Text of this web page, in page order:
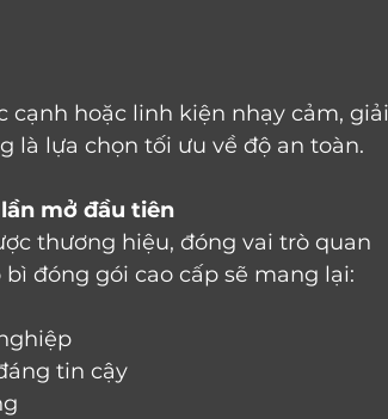
cạnh hoặc linh kiện nhạy cảm,
là lựa chọn tối ưu về độ an toàn.
mở đầu tiên
thương hiệu, đóng vai trò quan
đóng gói cao cấp sẽ mang lại:
tin cậy